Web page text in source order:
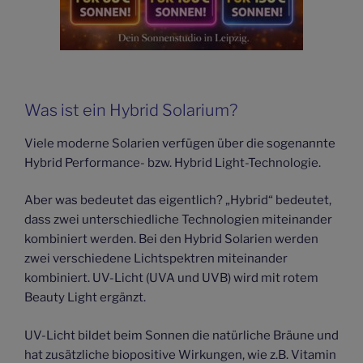
Was ist ein Hybrid Solarium?
Viele moderne Solarien verfügen über die sogenannte
Hybrid Performance- bzw. Hybrid Light-Technologie.
Aber was bedeutet das eigentlich? „Hybrid“ bedeutet,
dass zwei unterschiedliche Technologien miteinander
kombiniert werden. Bei den Hybrid Solarien werden
zwei verschiedene Lichtspektren miteinander
kombiniert. UV-Licht (UVA und UVB) wird mit rotem
Beauty Light ergänzt.
UV-Licht bildet beim Sonnen die natürliche Bräune und
hat zusätzliche biopositive Wirkungen, wie z.B. Vitamin